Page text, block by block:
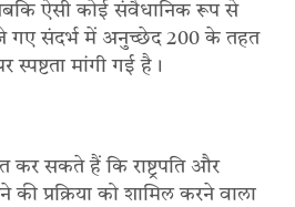
ऐसी कोई संवैधानिक रूप से
गए संदर्भ में अनुच्छेद 200 के तहत
मांगी गई है।
कर सकते हैं कि राष्ट्रपति और
की प्रक्रिया को शामिल करने वाला